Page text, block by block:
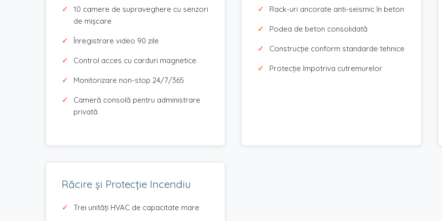
10 camere de supraveghere cu senzori
de mișcare
Înregistrare video 90 zile
Control acces cu carduri magnetice
Monitorizare non-stop 24/7/365
Cameră consolă pentru administrare
privată
Rack-uri ancorate anti-seismic în beton
Podea de beton consolidată
Construcție conform standarde tehnice
Protecție împotriva cutremurelor
Răcire și Protecție Incendiu
Trei unități HVAC de capacitate mare